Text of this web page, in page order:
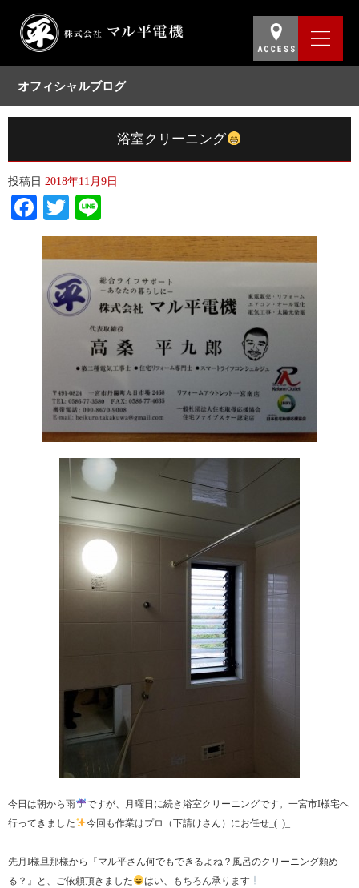
オフィシャルブログ
浴室クリーニング
投稿日 2018年11月9日
Facebook
Twitter
今日は朝から雨
ですが、月曜日に続き浴室クリーニングです。一宮市I様宅へ
行ってきました
今回も作業はプロ（下請けさん）にお任せ_(..)_
先月I様旦那様から『マル平さん何でもできるよね？風呂のクリーニング頼め
る？』と、ご依頼頂きました
はい、もちろん承ります